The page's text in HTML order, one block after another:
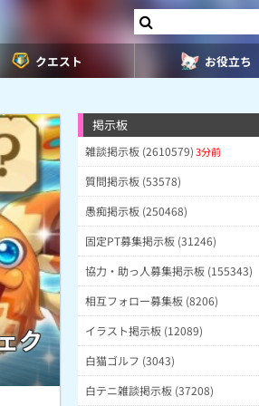
クエスト お役立ち
ク
掲示板
雑談掲示板 (2610579)3分前
質問掲示板 (53578)
愚痴掲示板 (250468)
固定PT募集掲示板 (31246)
協力・助っ人募集掲示板 (155343)
相互フォロー募集板 (8206)
イラスト掲示板 (12089)
白猫ゴルフ (3043)
白テニ雑談掲示板 (37208)